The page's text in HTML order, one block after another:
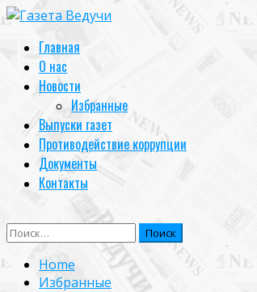
Skip
content
Primary
Menu
Главная
О нас
Новости
Избранные
Выпуски газет
Противодействие коррупции
Документы
Контакты
Найти:
Home
Избранные